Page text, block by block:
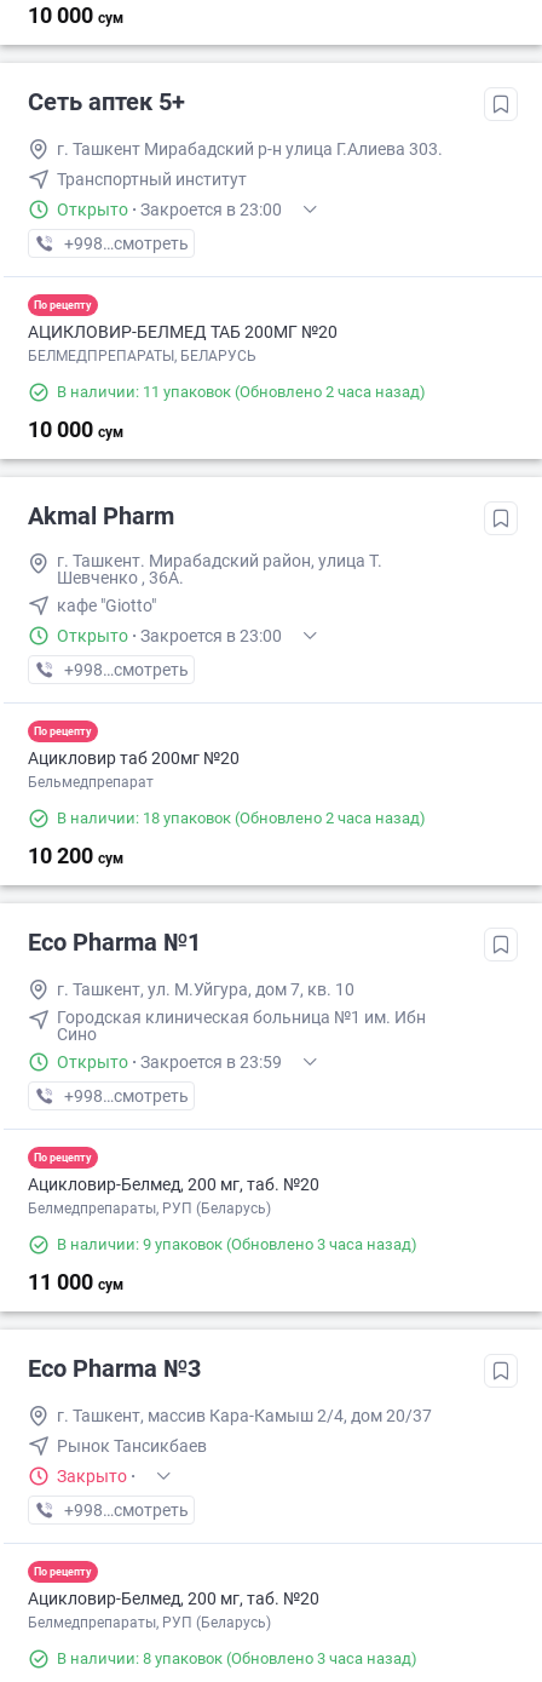
10 000 сум
Сеть аптек 5+
г. Ташкент Мирабадский р-н улица Г.Алиева 303.
Транспортный институт
Открыто · Закроется в 23:00
+998 (71) XXX-XX-XX
смотреть
По рецепту
АЦИКЛОВИР-БЕЛМЕД ТАБ 200МГ №20
БЕЛМЕДПРЕПАРАТЫ, БЕЛАРУСЬ
В наличии: 11 упаковок (Обновлено 2 часа назад)
10 000 сум
Akmal Pharm
г. Ташкент. Мирабадский район, улица Т.
Шевченко , 36А.
кафе "Giotto"
Открыто · Закроется в 23:00
+998 (99) XXX-XX-XX
смотреть
По рецепту
Ацикловир таб 200мг №20
Бельмедпрепарат
В наличии: 18 упаковок (Обновлено 2 часа назад)
10 200 сум
Eco Pharma №1
г. Ташкент, ул. М.Уйгура, дом 7, кв. 10
Городская клиническая больница №1 им. Ибн
Сино
Открыто · Закроется в 23:59
+998 (71) XXX-XX-XX
смотреть
По рецепту
Ацикловир-Белмед, 200 мг, таб. №20
Белмедпрепараты, РУП (Беларусь)
В наличии: 9 упаковок (Обновлено 3 часа назад)
11 000 сум
Eco Pharma №3
г. Ташкент, массив Кара-Камыш 2/4, дом 20/37
Рынок Тансикбаев
Закрыто ·
+998 (99) XXX-XX-XX
смотреть
По рецепту
Ацикловир-Белмед, 200 мг, таб. №20
Белмедпрепараты, РУП (Беларусь)
В наличии: 8 упаковок (Обновлено 3 часа назад)